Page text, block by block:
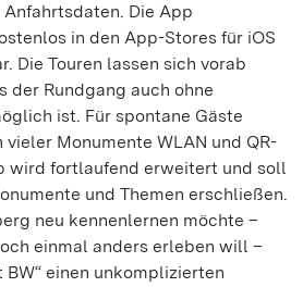
Die App
in den App-Stores für iOS
Die Touren lassen sich vorab
der Rundgang auch ohne
ist. Für spontane Gäste
vieler Monumente WLAN und QR-
wird fortlaufend erweitert und soll
und Themen erschließen.
neu kennenlernen möchte –
einmal anders erleben will –
einen unkomplizierten